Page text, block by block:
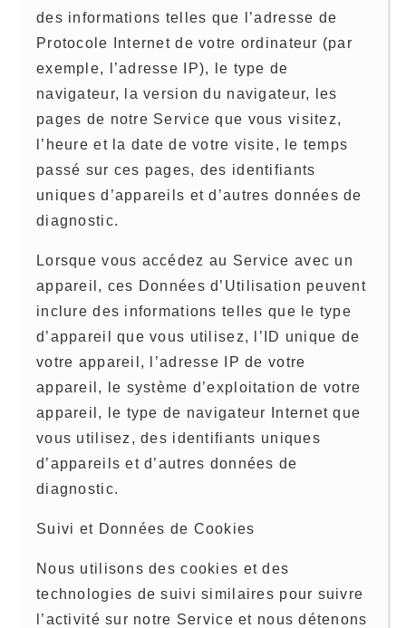
des informations telles que l’adresse de
Protocole Internet de votre ordinateur (par
exemple, l’adresse IP), le type de
navigateur, la version du navigateur, les
pages de notre Service que vous visitez,
l’heure et la date de votre visite, le temps
passé sur ces pages, des identifiants
uniques d’appareils et d’autres données de
diagnostic.
Lorsque vous accédez au Service avec un
appareil, ces Données d’Utilisation peuvent
inclure des informations telles que le type
d’appareil que vous utilisez, l’ID unique de
votre appareil, l’adresse IP de votre
appareil, le système d’exploitation de votre
appareil, le type de navigateur Internet que
vous utilisez, des identifiants uniques
d’appareils et d’autres données de
diagnostic.
Suivi et Données de Cookies
Nous utilisons des cookies et des
technologies de suivi similaires pour suivre
l’activité sur notre Service et nous détenons